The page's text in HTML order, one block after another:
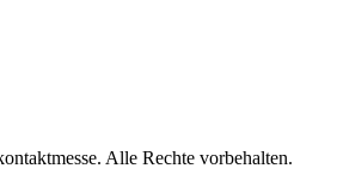
Alle Rechte vorbehalten.